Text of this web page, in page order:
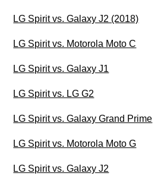
LG Spirit vs. Galaxy J2 (2018)
LG Spirit vs. Motorola Moto C
LG Spirit vs. Galaxy J1
LG Spirit vs. LG G2
LG Spirit vs. Galaxy Grand Prime
LG Spirit vs. Motorola Moto G
LG Spirit vs. Galaxy J2